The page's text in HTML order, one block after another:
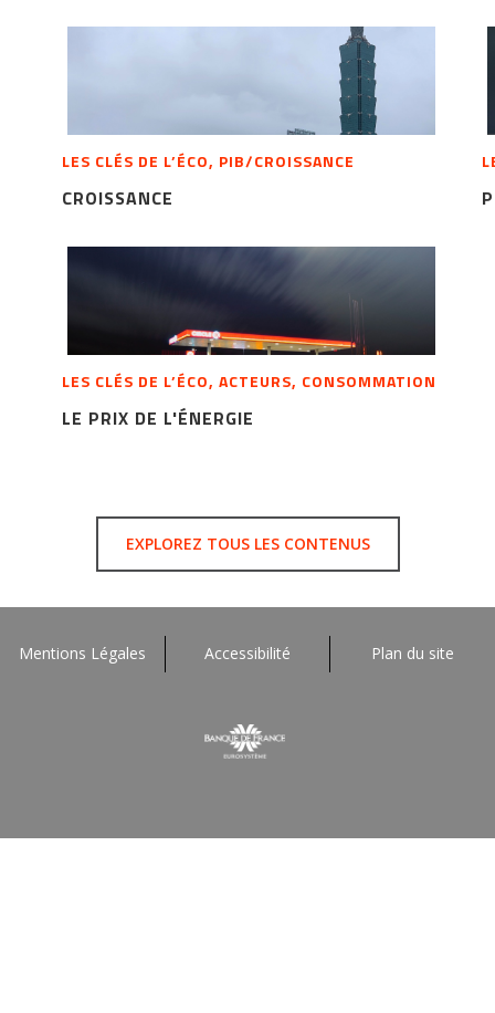
LES CLÉS DE L’ÉCO, PIB/CROISSANCE
CROISSANCE
LES CLÉS DE L’ÉCO, ACTEURS, CONSOMMATION
LE PRIX DE L'ÉNERGIE
EXPLOREZ TOUS LES CONTENUS
Mentions Légales Accessibilité Plan du site